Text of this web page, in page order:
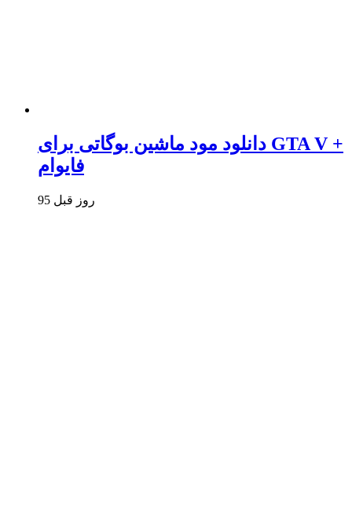
دانلود مود ماشین بوگاتی برای GTA V +
فایوام
95 روز قبل